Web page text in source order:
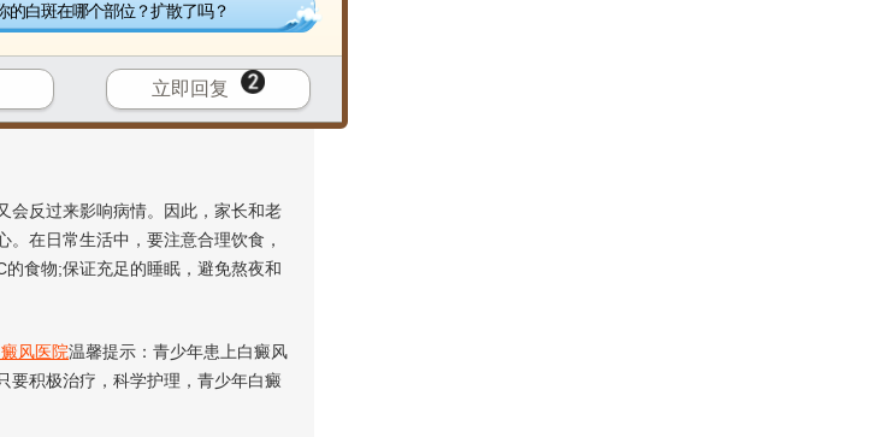
方案。常见的治疗方法有药物治
成;光疗通过特定波长的光线照射白
细胞移植等可以快速改善外观。同
影响的药物。
反过来影响病情。因此，家长和老
在日常生活中，要注意合理饮食，
食物;保证充足的睡眠，避免熬夜和
风医院温馨提示：青少年患上白癜风
要积极治疗，科学护理，青少年白癜
的白斑在哪个部位？扩散了吗？
立即回复